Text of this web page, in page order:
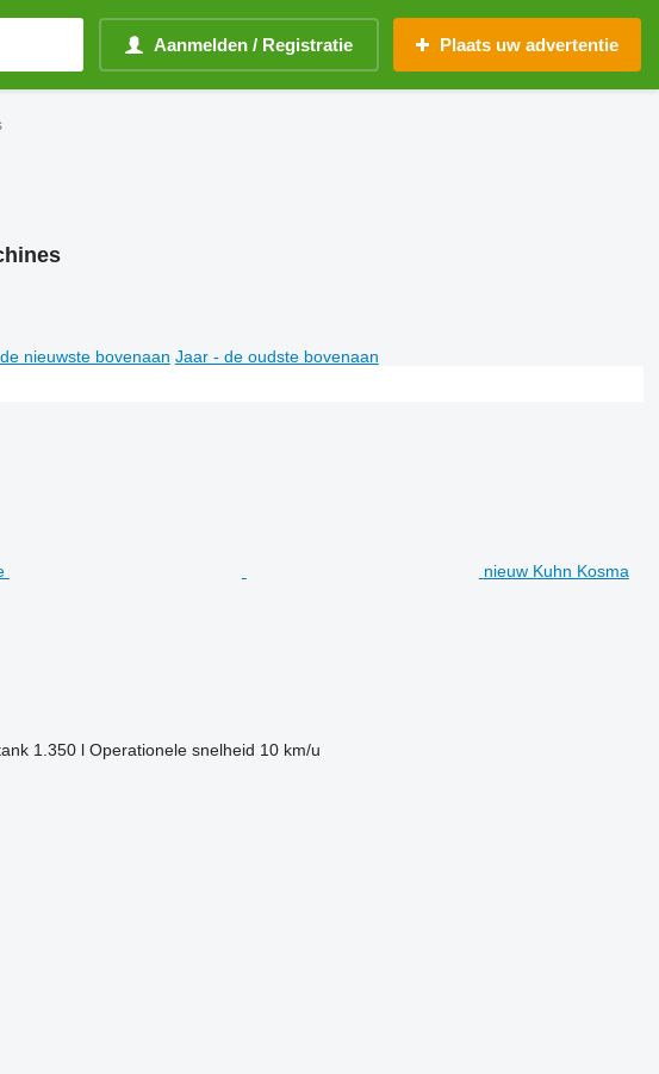
Aanmelden / Registratie Plaats uw advertentie
nieuwste bovenaan Jaar - de oudste bovenaan
nieuw Kuhn Kosma
1.350 l Operationele snelheid 10 km/u